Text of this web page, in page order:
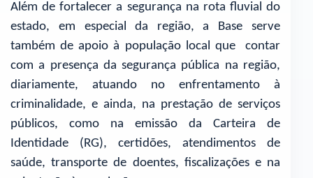
Além de fortalecer a segurança na rota fluvial do
estado, em especial da região, a Base serve
também de apoio à população local que contar
com a presença da segurança pública na região,
diariamente, atuando no enfrentamento à
criminalidade, e ainda, na prestação de serviços
públicos, como na emissão da Carteira de
Identidade (RG), certidões, atendimentos de
saúde, transporte de doentes, fiscalizações e na